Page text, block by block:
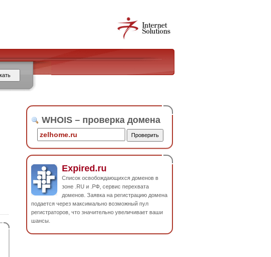
WHOIS – проверка домена
Expired.ru
Список освобождающихся доменов в
зоне .RU и .РФ, сервис перехвата
доменов. Заявка на регистрацию домена
подается через максимально возможный пул
регистраторов, что значительно увеличивает ваши
шансы.